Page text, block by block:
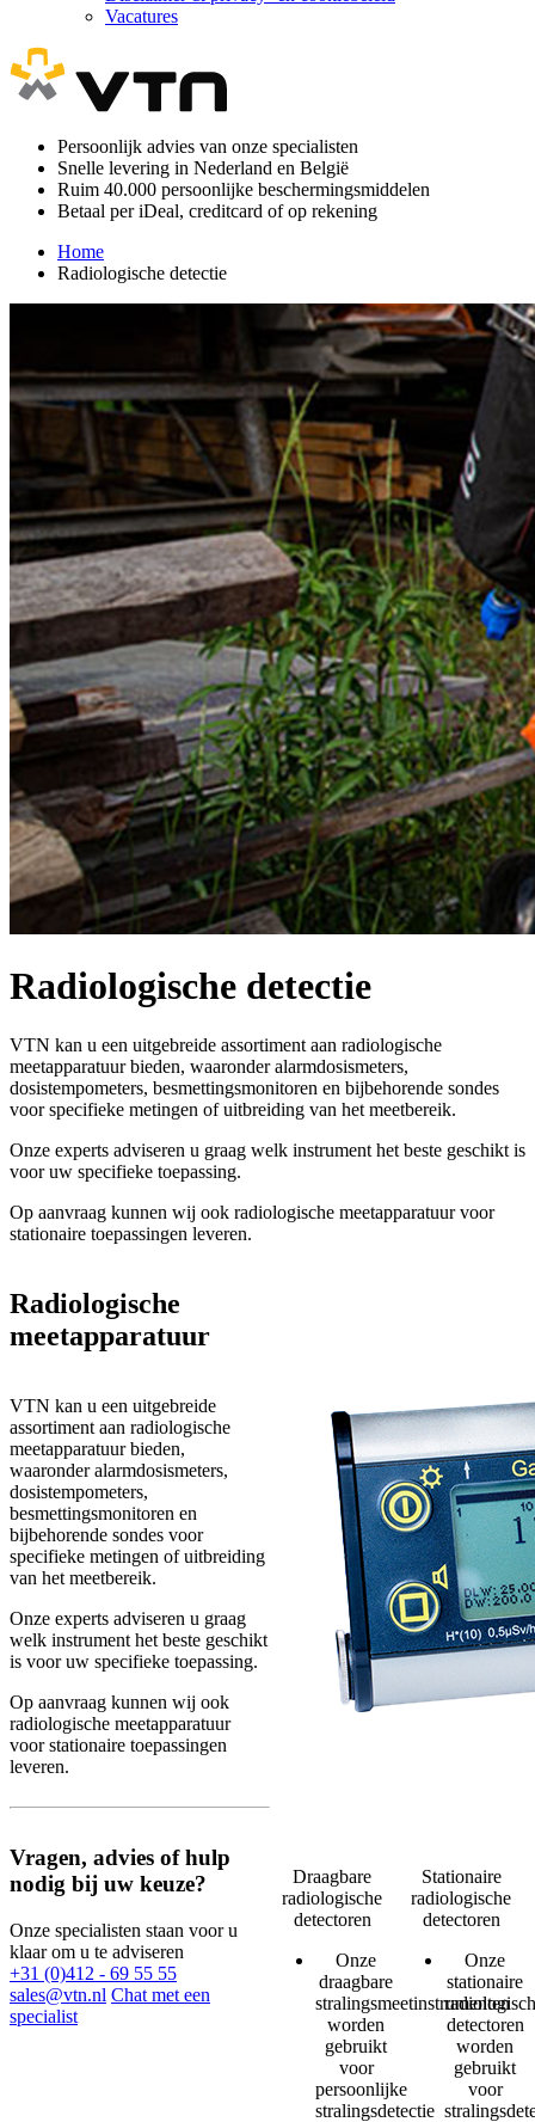
Vacatures
Persoonlijk advies van onze specialisten
Snelle levering in Nederland en België
Ruim 40.000 persoonlijke beschermingsmiddelen
Betaal per iDeal, creditcard of op rekening
Home
Radiologische detectie
Radiologische detectie
VTN kan u een uitgebreide assortiment aan radiologische
meetapparatuur bieden, waaronder alarmdosismeters,
dosistempometers, besmettingsmonitoren en bijbehorende sondes
voor specifieke metingen of uitbreiding van het meetbereik.
Onze experts adviseren u graag welk instrument het beste geschikt is
voor uw specifieke toepassing.
Op aanvraag kunnen wij ook radiologische meetapparatuur voor
stationaire toepassingen leveren.
Radiologische
meetapparatuur
VTN kan u een uitgebreide
assortiment aan radiologische
meetapparatuur bieden,
waaronder alarmdosismeters,
dosistempometers,
besmettingsmonitoren en
bijbehorende sondes voor
specifieke metingen of uitbreiding
van het meetbereik.
Onze experts adviseren u graag
welk instrument het beste geschikt
is voor uw specifieke toepassing.
Op aanvraag kunnen wij ook
radiologische meetapparatuur
voor stationaire toepassingen
leveren.
Vragen, advies of hulp
nodig bij uw keuze?
Onze specialisten staan voor u
klaar om u te adviseren
+31 (0)412 - 69 55 55
sales@vtn.nl Chat met een
specialist
Draagbare
radiologische
detectoren
Onze
draagbare
stralingsmeetinstrumenten
worden
gebruikt
voor
persoonlijke
stralingsdetectie
Stationaire
radiologische
detectoren
Onze
stationaire
detectoren
worden
gebruikt
voor